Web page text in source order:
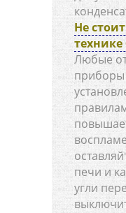
Не
технике
Любые
печи и
угли